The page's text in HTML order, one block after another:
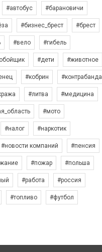
#автобус #барановичи
#бизнес_брест #брест
#вело #гибель
#дети #животное
#кобрин #контрабанда
#литва #медицина
#мото
#налог #наркотик
#новости компаний #пенсия
#пожар #польша
#работа #россия
#топливо #футбол